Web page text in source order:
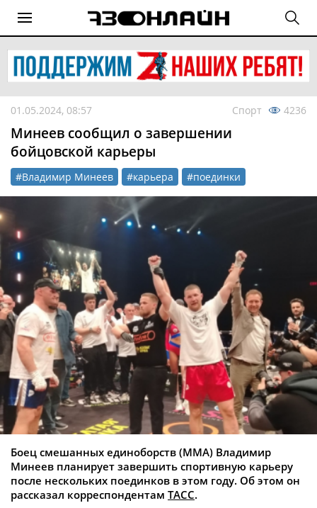
01.05.2024, 08:57 Спорт 4236
Минеев сообщил о завершении
бойцовской карьеры
#Владимир Минеев #карьера #поединки
Боец смешанных единоборств (ММА) Владимир
Минеев планирует завершить спортивную карьеру
после нескольких поединков в этом году. Об этом он
рассказал корреспондентам ТАСС.